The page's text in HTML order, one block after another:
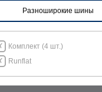
Разноширокие шины
Комплект (4 шт.)
Runflat